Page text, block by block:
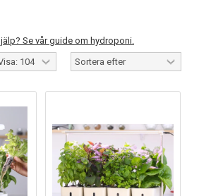
Se vår guide om hydroponi.